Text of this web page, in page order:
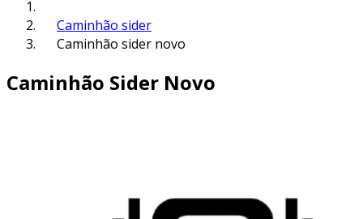
Caminhão sider
Caminhão sider novo
Caminhão Sider Novo